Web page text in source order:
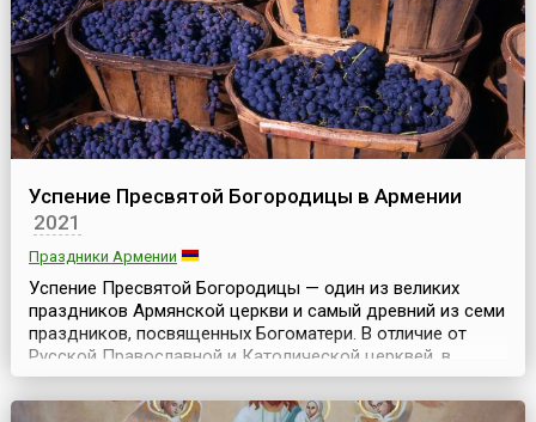
Успение Пресвятой Богородицы в Армении
2021
Праздники Армении
Успение Пресвятой Богородицы — один из великих
праздников Армянской церкви и самый древний из семи
праздников, посвященных Богоматери. В отличие от
Русской Православной и Католической церквей, в
календаре Армянской церкви данный праздник не имеет
фиксированной даты, а является переходящим — он